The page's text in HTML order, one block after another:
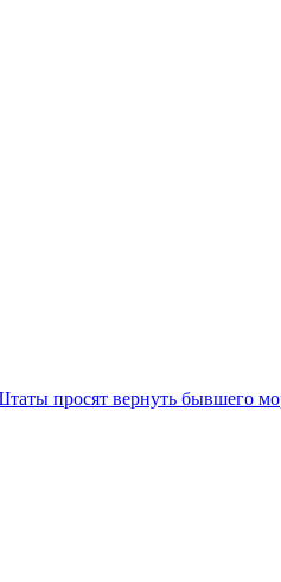
просят вернуть бывшего